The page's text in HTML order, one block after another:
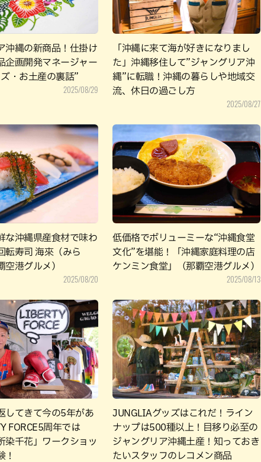
沖縄の新商品！仕掛け
企画開発マネージャー
・お土産の裏話”
2025/08/29
「沖縄に来て海が好きになりまし
た」沖縄移住して”ジャングリア沖
縄”に転職！沖縄の暮らしや地域交
流、休日の過ごし方
2025/08/27
な沖縄県産食材で味わ
転寿司 海來（みら
空港グルメ）
2025/08/20
低価格でボリューミーな“沖縄食堂
文化”を堪能！「沖縄家庭料理の店
ケンミン食堂」（那覇空港グルメ）
2025/08/13
してきて今の5年があ
FORCE5周年では
染千花」ワークショッ
！
JUNGLIAグッズはこれだ！ライン
ナップは500種以上！目移り必至の
ジャングリア沖縄土産！知っておき
たいスタッフのレコメン商品